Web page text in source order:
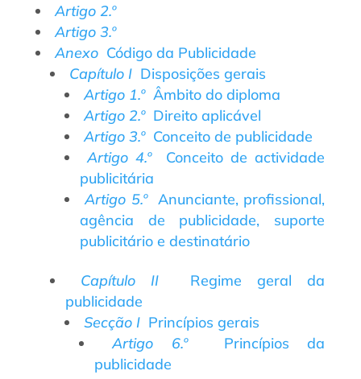
Artigo 2.º
Artigo 3.º
AnexoCódigo da Publicidade
Capítulo IDisposições gerais
Artigo 1.ºÂmbito do diploma
Artigo 2.ºDireito aplicável
Artigo 3.ºConceito de publicidade
Artigo 4.ºConceito de actividade
publicitária
Artigo 5.ºAnunciante, profissional,
agência de publicidade, suporte
publicitário e destinatário
Capítulo II Regime geral da
publicidade
Secção IPrincípios gerais
Artigo 6.ºPrincípios da
publicidade